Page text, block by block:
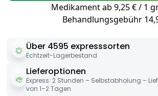
Medikament ab 9,25 € / 1
Behandlungsgebühr
Über 4595 expresssorten
Echtzeit-Lagerbestand
Lieferoptionen
Express: 2 Stunden – Selbstabholung –
von 1–2 Tagen